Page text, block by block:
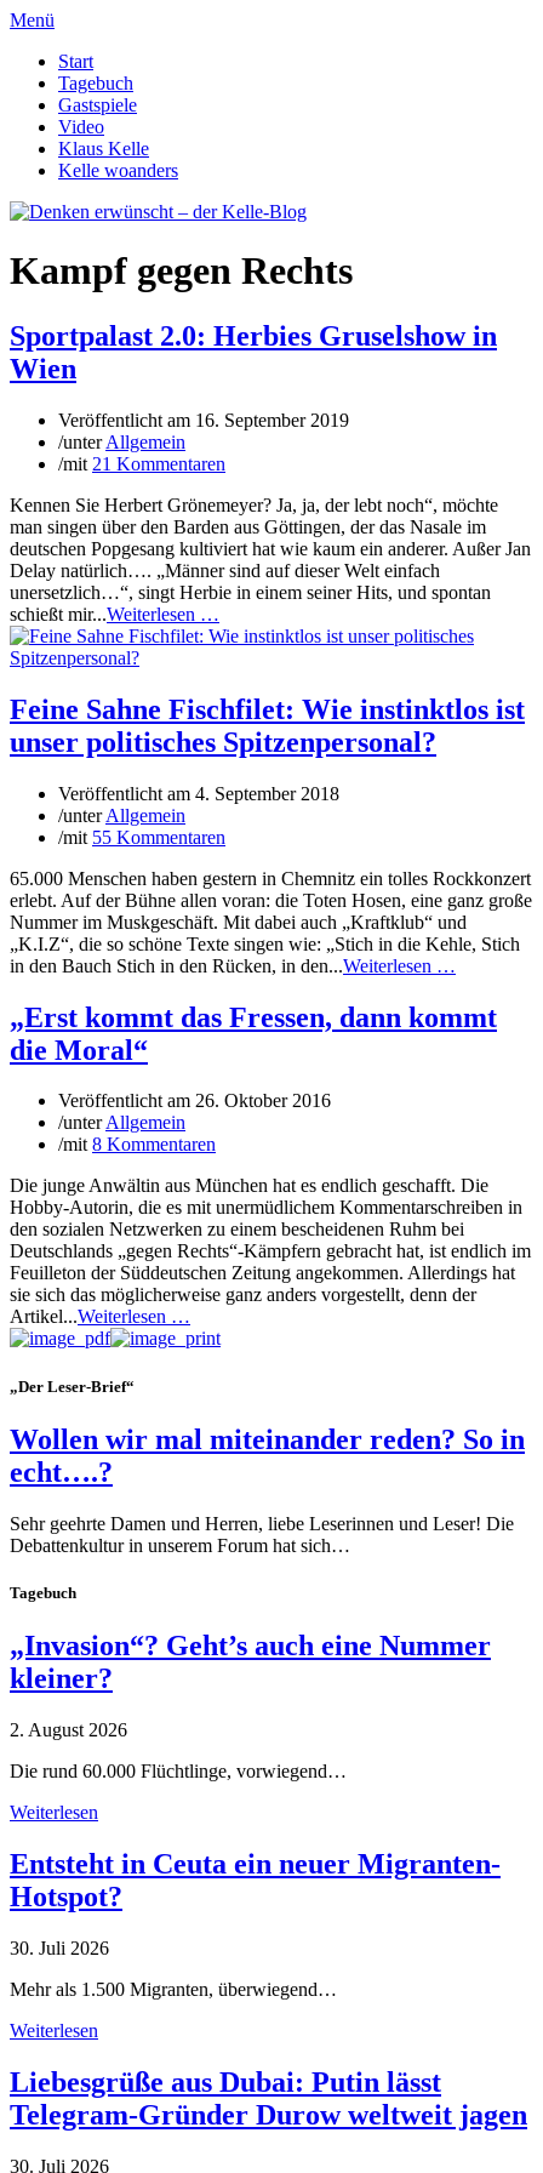
Menü
Start
Tagebuch
Gastspiele
Video
Klaus Kelle
Kelle woanders
Kampf gegen Rechts
Sportpalast 2.0: Herbies Gruselshow in
Wien
Veröffentlicht am 16. September 2019
/unterAllgemein
/mit 21 Kommentaren
Kennen Sie Herbert Grönemeyer? Ja, ja, der lebt noch“, möchte
man singen über den Barden aus Göttingen, der das Nasale im
deutschen Popgesang kultiviert hat wie kaum ein anderer. Außer Jan
Delay natürlich…. „Männer sind auf dieser Welt einfach
unersetzlich…“, singt Herbie in einem seiner Hits, und spontan
schießt mir...Weiterlesen …
Feine Sahne Fischfilet: Wie instinktlos ist
unser politisches Spitzenpersonal?
Veröffentlicht am 4. September 2018
/unterAllgemein
/mit 55 Kommentaren
65.000 Menschen haben gestern in Chemnitz ein tolles Rockkonzert
erlebt. Auf der Bühne allen voran: die Toten Hosen, eine ganz große
Nummer im Muskgeschäft. Mit dabei auch „Kraftklub“ und
„K.I.Z“, die so schöne Texte singen wie: „Stich in die Kehle, Stich
in den Bauch Stich in den Rücken, in den...Weiterlesen …
„Erst kommt das Fressen, dann kommt
die Moral“
Veröffentlicht am 26. Oktober 2016
/unterAllgemein
/mit8 Kommentaren
Die junge Anwältin aus München hat es endlich geschafft. Die
Hobby-Autorin, die es mit unermüdlichem Kommentarschreiben in
den sozialen Netzwerken zu einem bescheidenen Ruhm bei
Deutschlands „gegen Rechts“-Kämpfern gebracht hat, ist endlich im
Feuilleton der Süddeutschen Zeitung angekommen. Allerdings hat
sie sich das möglicherweise ganz anders vorgestellt, denn der
Artikel...Weiterlesen …
„Der Leser-Brief“
Wollen wir mal miteinander reden? So in
echt….?
Sehr geehrte Damen und Herren, liebe Leserinnen und Leser! Die
Debattenkultur in unserem Forum hat sich…
Tagebuch
„Invasion“? Geht’s auch eine Nummer
kleiner?
2. August 2026
Die rund 60.000 Flüchtlinge, vorwiegend…
Weiterlesen
Entsteht in Ceuta ein neuer Migranten-
Hotspot?
30. Juli 2026
Mehr als 1.500 Migranten, überwiegend…
Weiterlesen
Liebesgrüße aus Dubai: Putin lässt
Telegram-Gründer Durow weltweit jagen
30. Juli 2026